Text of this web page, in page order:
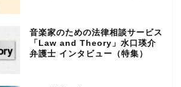
音楽家のための法律相談サービス
「Law and Theory」水口瑛介
弁護士 インタビュー（特集）